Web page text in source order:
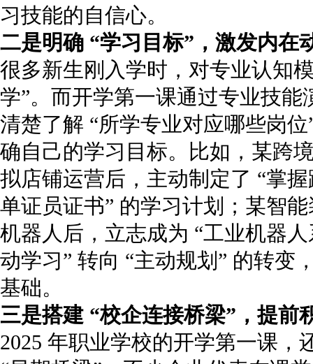
习技能的自信心。
二是明确 “学习目标”，激发内在
很多新生刚入学时，对专业认知
学”。而开学第一课通过专业技
清楚了解 “所学专业对应哪些岗
确自己的学习目标。比如，某跨
拟店铺运营后，主动制定了 “掌
单证员证书” 的学习计划；某智
机器人后，立志成为 “工业机器
动学习” 转向 “主动规划” 的转变
基础。
三是搭建 “校企连接桥梁”，提前
2025 年职业学校的开学第一课，